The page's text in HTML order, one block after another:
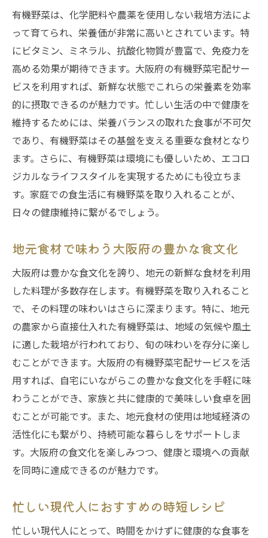
利用者の声から見るサービスの魅力
地元農家と連携した新鮮野菜の供給
配送の流れと注文方法の簡単ガイド
有機野菜宅配サービスが大阪府の食卓にもたら
す安心と利便性
手軽に取り入れる有機野菜のある食生活
アレルギー対応の安心食材選び
継続的な健康維持に役立つ食材の活用法
家族全員が楽しめるバラエティ豊かなメニ
ュー
継続利用者に聞くおすすめポイント
有機野菜宅配サービスで忙しい毎日をサポート
する方法
時間に追われる中での健康管理術
家事負担を減らす調理時短テクニック
週末にまとめて作る常備菜のアイデア
食事プランニングで無駄をなくす
疲れを癒す栄養満点の食材選び
家族が喜ぶ簡単レシピの紹介
大阪府の新鮮な有機野菜を手軽に自宅で楽しむ
秘訣
新鮮さを活かす調理法とレシピ
有機野菜を活かした食卓のアレンジ方法
自宅で気軽に楽しむ地元の味覚
有機野菜は、化学肥料や農薬を使用しない栽培方法によ
って育てられ、栄養価が非常に高いとされています。特
にビタミン、ミネラル、抗酸化物質が豊富で、免疫力を
高める効果が期待できます。大阪府の有機野菜宅配サー
ビスを利用すれば、新鮮な状態でこれらの栄養素を効率
的に摂取できるのが魅力です。忙しい生活の中で健康を
維持するためには、栄養バランスの取れた食事が不可欠
であり、有機野菜はその基盤を支える重要な食材となり
ます。さらに、有機野菜は環境にも優しいため、エコロ
ジカルなライフスタイルを実現するためにも役立ちま
す。家庭での食生活に有機野菜を取り入れることが、
日々の健康維持に繋がるでしょう。
地元食材で味わう大阪府の豊かな食文化
大阪府は豊かな食文化を誇り、地元の新鮮な食材を利用
した料理が多数存在します。有機野菜を取り入れること
で、その料理の味わいはさらに深まります。特に、地元
の農家から直接仕入れた有機野菜は、地域の気候や風土
に適した栽培が行われており、旬の味わいを存分に楽し
むことができます。大阪府の有機野菜宅配サービスを活
用すれば、自宅にいながらこの豊かな食文化を手軽に味
わうことができ、家族と共に健康的で美味しい食卓を囲
むことが可能です。また、地元食材の使用は地域経済の
活性化にも繋がり、持続可能な暮らしをサポートしま
す。大阪府の食文化を楽しみつつ、健康と環境への貢献
を同時に達成できるのが魅力です。
忙しい現代人におすすめの時短レシピ
忙しい現代人にとって、時間をかけずに健康的な食事を